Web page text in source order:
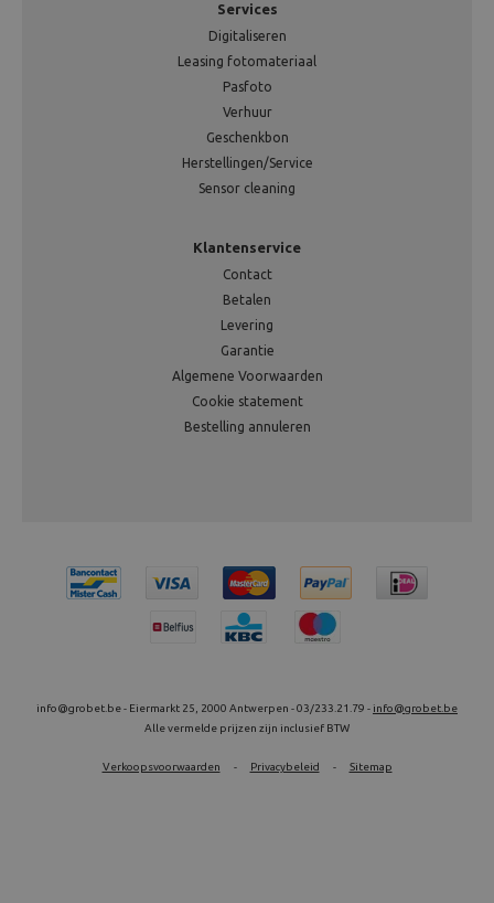
Services
Digitaliseren
Leasing fotomateriaal
Pasfoto
Verhuur
Geschenkbon
Herstellingen/Service
Sensor cleaning
Klantenservice
Contact
Betalen
Levering
Garantie
Algemene Voorwaarden
Cookie statement
Bestelling annuleren
info@grobet.be - Eiermarkt 25, 2000 Antwerpen - 03/233.21.79 - info@grobet.be
Alle vermelde prijzen zijn inclusief BTW
Verkoopsvoorwaarden - Privacybeleid - Sitemap